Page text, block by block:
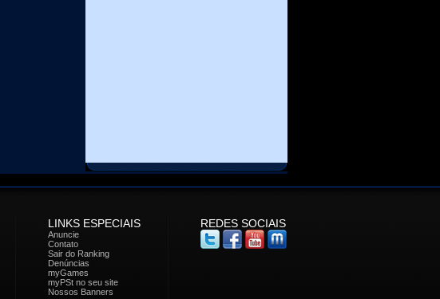
LINKS ESPECIAIS REDES SOCIAIS
Anuncie
Contato
Sair do Ranking
Denúncias
myGames
myPSt no seu site
Nossos Banners